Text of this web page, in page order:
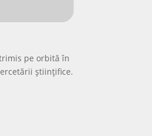
pe orbită în
științifice.